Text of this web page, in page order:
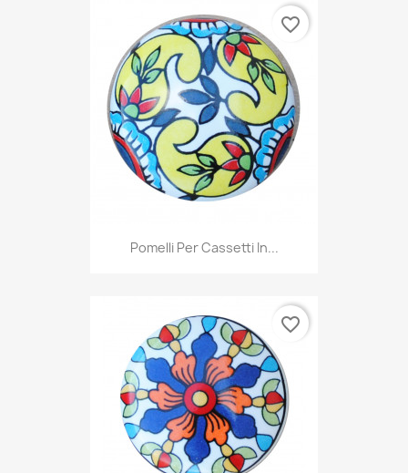
Pomelli Per Cassetti In...
favorite_border
favorite_border